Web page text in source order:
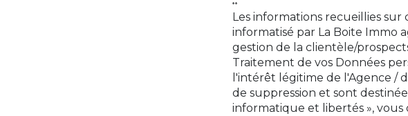
**
Les informations recueillies
informatisé par La Boite Immo
gestion de la clientèle/
Traitement de vos Données
l'intérêt légitime de l'Agence /
de suppression et sont
informatique et libertés », vous